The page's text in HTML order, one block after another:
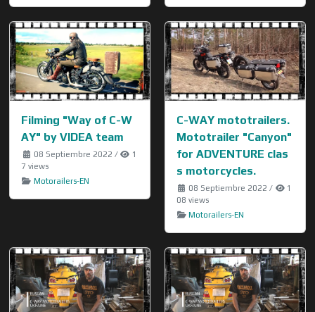
Filming "Way of C-W
AY" by VIDEA team
08 Septiembre 2022 /
1
7 views
Motorailers-EN
C-WAY mototrailers.
Mototrailer "Canyon"
for ADVENTURE clas
s motorcycles.
08 Septiembre 2022 /
1
08 views
Motorailers-EN